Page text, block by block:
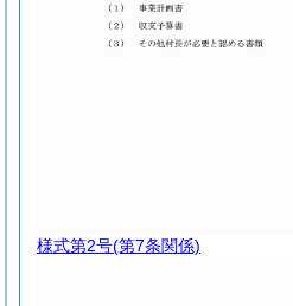
様式第2号(第7条関係)